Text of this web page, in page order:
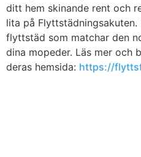
ditt hem skinande rent och
lita på
flyttstäd som matchar den
dina mopeder. Läs mer och
deras hemsida: https://